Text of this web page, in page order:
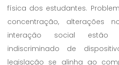
física dos estudantes.
concentração, alterações
interação social
indiscriminado de
legislação se alinha ao